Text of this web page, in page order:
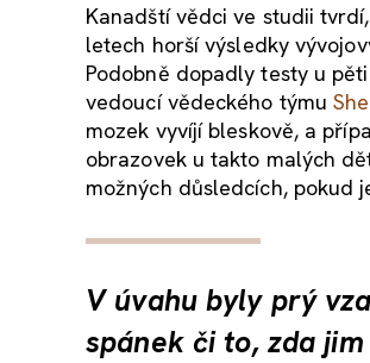
Kanadští vědci ve studii
letech horší výsledky
Podobně dopadly testy u
vedoucí vědeckého týmu
mozek vyvíjí bleskově, a
obrazovek u takto malých
možných důsledcích, pokud
V úvahu byly prý
spánek či to, zda